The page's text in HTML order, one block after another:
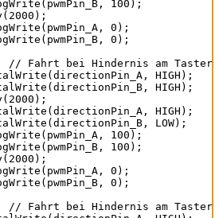
100);
0);
0);
// Fahrt bei Hindernis am Taster
HIGH);
HIGH);
HIGH);
LOW);
100);
100);
0);
0);
// Fahrt bei Hindernis am Taster